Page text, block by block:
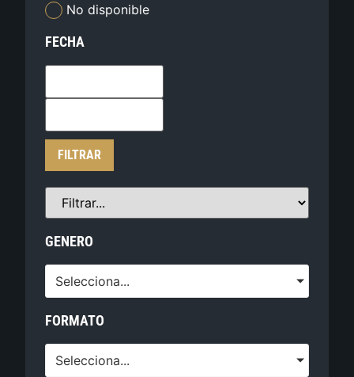
No disponible
FECHA
FILTRAR
GENERO
Selecciona...
FORMATO
Selecciona...